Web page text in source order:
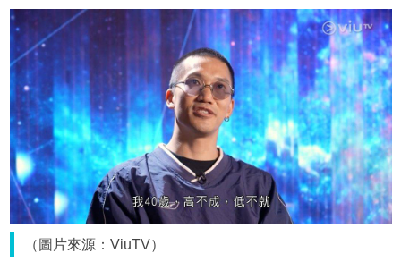
（圖片來源：ViuTV）